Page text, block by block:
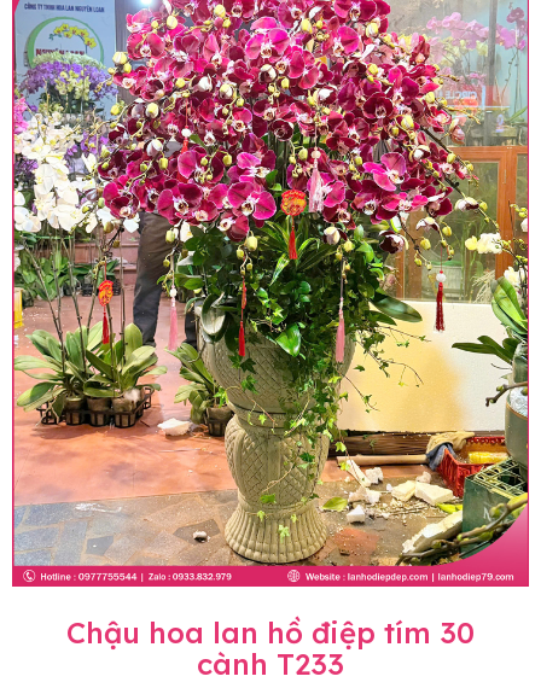
Chậu hoa lan hồ điệp tím 30
cành T233